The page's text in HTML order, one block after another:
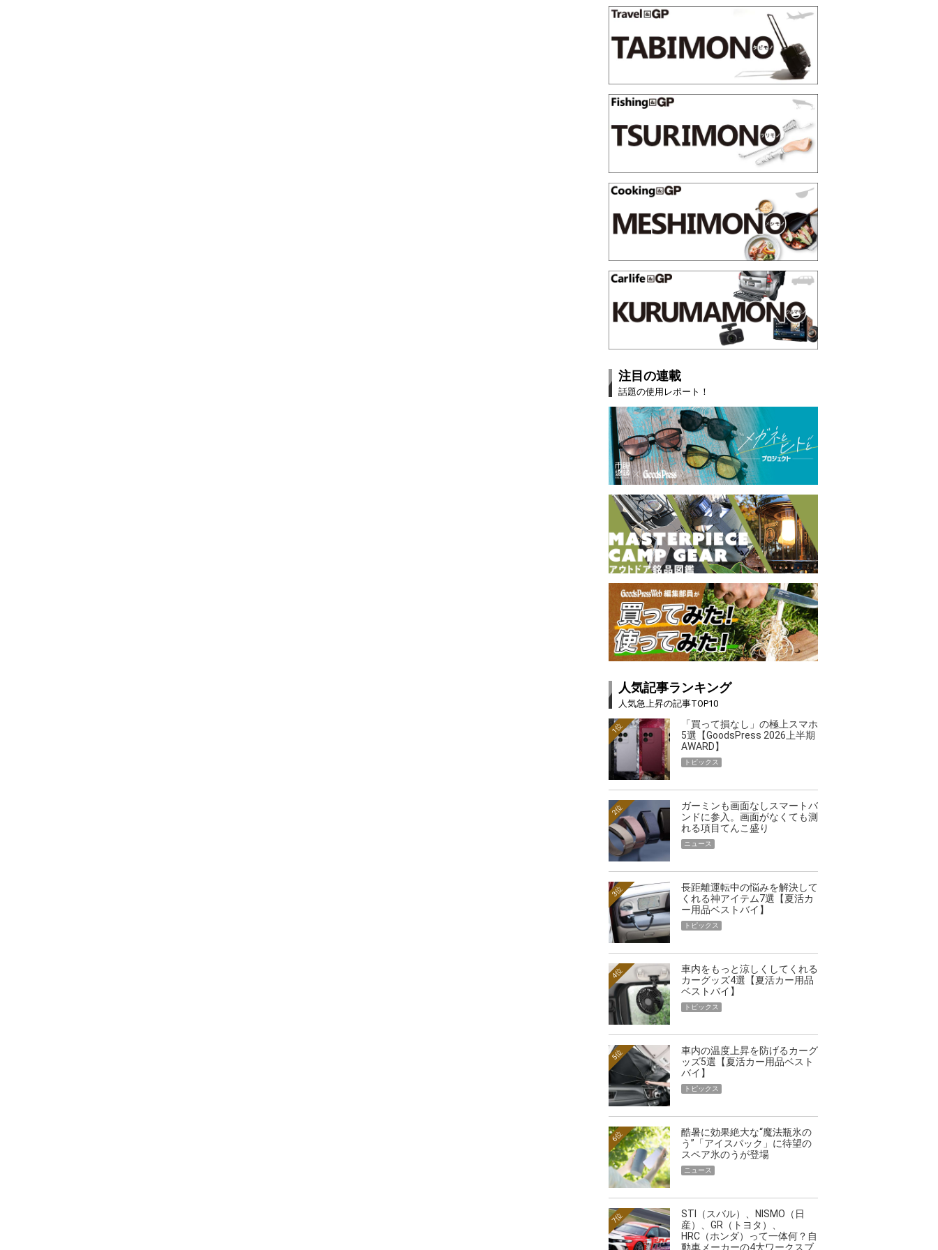
注目の連載
話題の使用レポート！
人気記事ランキング
人気急上昇の記事TOP10
「買って損なし」の極上スマホ
5選【GoodsPress 2026上半期
AWARD】
1位
トピックス
ガーミンも画面なしスマートバ
ンドに参入。画面がなくても測
れる項目てんこ盛り
2位
ニュース
長距離運転中の悩みを解決して
くれる神アイテム7選【夏活カ
ー用品ベストバイ】
3位
トピックス
車内をもっと涼しくしてくれる
カーグッズ4選【夏活カー用品
ベストバイ】
4位
トピックス
車内の温度上昇を防げるカーグ
ッズ5選【夏活カー用品ベスト
バイ】
5位
トピックス
酷暑に効果絶大な“魔法瓶氷の
う”「アイスパック」に待望の
スペア氷のうが登場
6位
ニュース
STI（スバル）、NISMO（日
産）、GR（トヨタ）、
HRC（ホンダ）って一体何？自
動車メーカーの4大ワークスブ
7位